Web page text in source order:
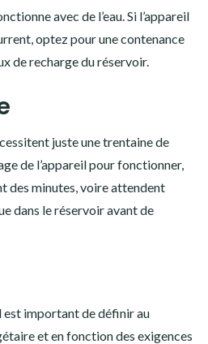
avec de l’eau. Si l’appareil
optez pour une contenance
de recharge du réservoir.
juste une trentaine de
de l’appareil pour fonctionner,
des minutes, voire attendent
dans le réservoir avant de
est important de définir au
et en fonction des exigences